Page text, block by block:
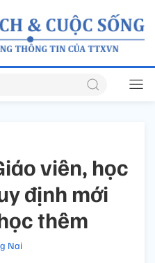
viên, học
định mới
thêm
Nai